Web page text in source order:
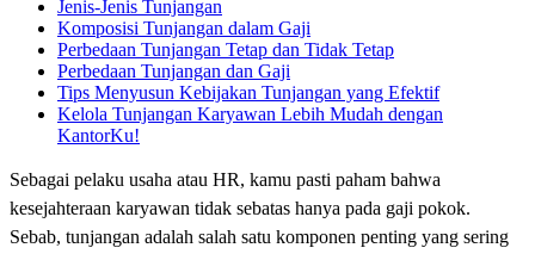
Jenis-Jenis Tunjangan
Komposisi Tunjangan dalam Gaji
Perbedaan Tunjangan Tetap dan Tidak Tetap
Perbedaan Tunjangan dan Gaji
Tips Menyusun Kebijakan Tunjangan yang Efektif
Kelola Tunjangan Karyawan Lebih Mudah dengan
KantorKu!
Sebagai pelaku usaha atau HR, kamu pasti paham bahwa
kesejahteraan karyawan tidak sebatas hanya pada gaji pokok.
Sebab, tunjangan adalah salah satu komponen penting yang sering